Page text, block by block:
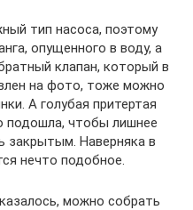
тип насоса, поэтому
опущенного в воду, а
клапан, который в
на фото, тоже можно
А голубая притертая
подошла, чтобы лишнее
закрытым. Наверняка в
нечто подобное.
можно собрать